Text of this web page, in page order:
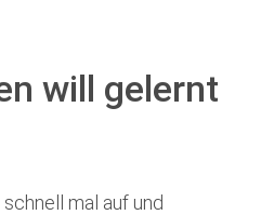
will gelernt
mal auf und